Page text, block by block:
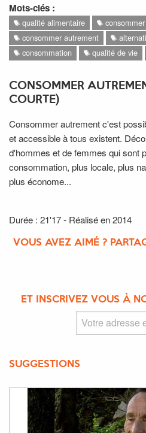
Mots-clés :
qualité alimentaire
consommer autrement
consommation
qualité de vie
CONSOMMER
COURTE)
Consommer autrement c'est
et accessible à tous existent.
d'hommes et de femmes qui sont
consommation, plus locale, plus
plus économe...
Durée : 21'17 - Réalisé en 2014
VOUS AVEZ AIMÉ ?
ET INSCRIVEZ VOUS À
SUGGESTIONS